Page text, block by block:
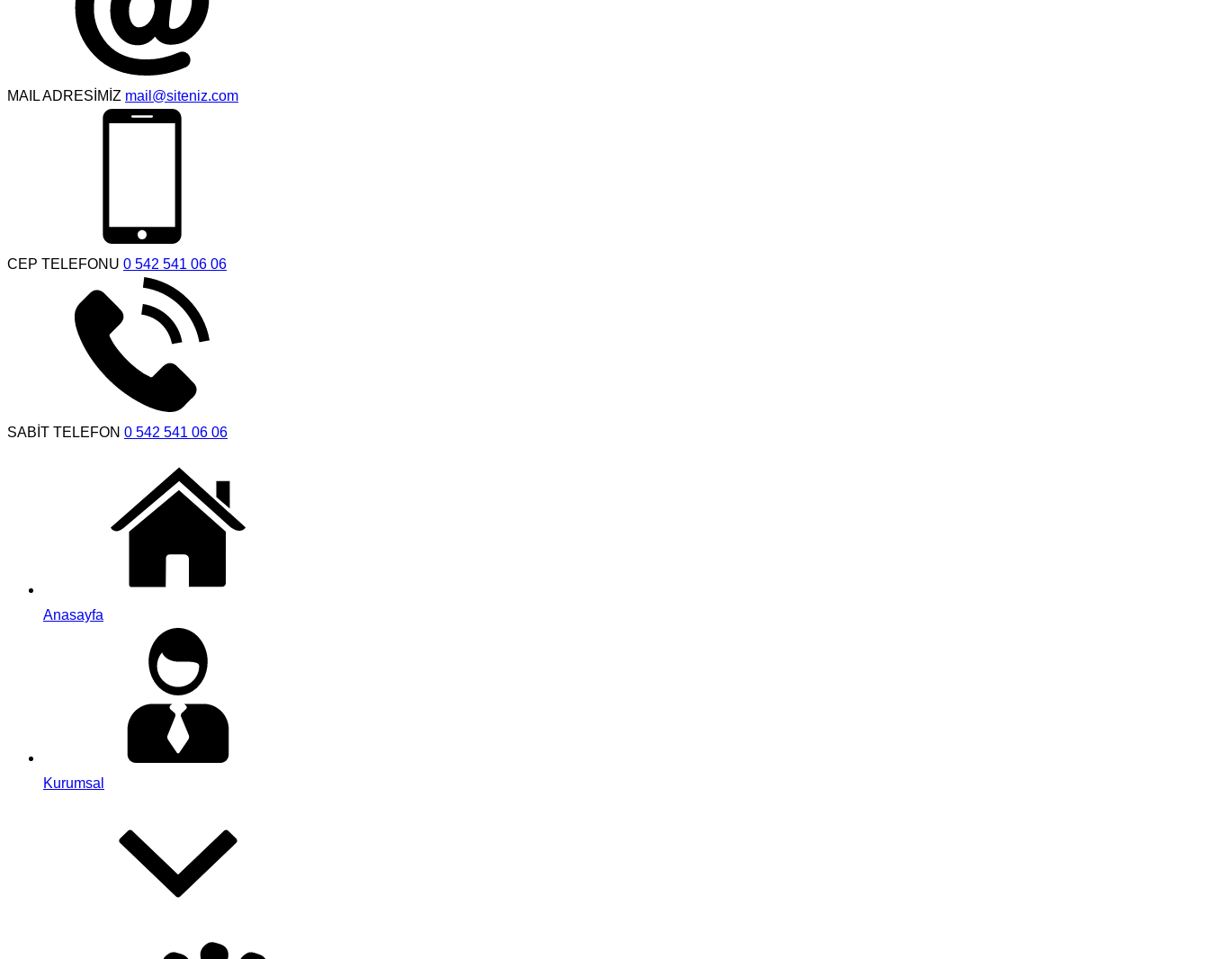
MAIL ADRESİMİZ mail@siteniz.com
CEP TELEFONU 0 542 541 06 06
SABİT TELEFON 0 542 541 06 06
Anasayfa
Kurumsal